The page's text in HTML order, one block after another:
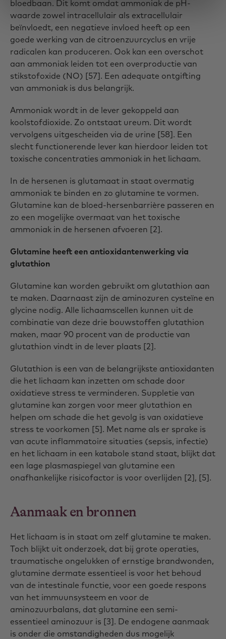
bloedbaan. Dit komt omdat ammoniak de pH-
waarde zowel intracellulair als extracellulair
beïnvloedt, een negatieve invloed heeft op een
goede werking van de citroenzuurcyclus en vrije
radicalen kan produceren. Ook kan een overschot
aan ammoniak leiden tot een overproductie van
stikstofoxide (NO) [57]. Een adequate ontgifting
van ammoniak is dus belangrijk.
Ammoniak wordt in de lever gekoppeld aan
koolstofdioxide. Zo ontstaat ureum. Dit wordt
vervolgens uitgescheiden via de urine [58]. Een
slecht functionerende lever kan hierdoor leiden tot
toxische concentraties ammoniak in het lichaam.
In de hersenen is glutamaat in staat overmatig
ammoniak te binden en zo glutamine te vormen.
Glutamine kan de bloed-hersenbarrière passeren en
zo een mogelijke overmaat van het toxische
ammoniak in de hersenen afvoeren [2].
Glutamine heeft een antioxidantenwerking via
glutathion
Glutamine kan worden gebruikt om glutathion aan
te maken. Daarnaast zijn de aminozuren cysteïne en
glycine nodig. Alle lichaamscellen kunnen uit de
combinatie van deze drie bouwstoffen glutathion
maken, maar 90 procent van de productie van
glutathion vindt in de lever plaats [2].
Glutathion is een van de belangrijkste antioxidanten
die het lichaam kan inzetten om schade door
oxidatieve stress te verminderen. Suppletie van
glutamine kan zorgen voor meer glutathion en
helpen om schade die het gevolg is van oxidatieve
stress te voorkomen [5]. Met name als er sprake is
van acute inflammatoire situaties (sepsis, infectie)
en het lichaam in een katabole stand staat, blijkt dat
een lage plasmaspiegel van glutamine een
onafhankelijke risicofactor is voor overlijden [2], [5].
Aanmaak en bronnen
Het lichaam is in staat om zelf glutamine te maken.
Toch blijkt uit onderzoek, dat bij grote operaties,
traumatische ongelukken of ernstige brandwonden,
glutamine dermate essentieel is voor het behoud
van de intestinale functie, voor een goede respons
van het immuunsysteem en voor de
aminozuurbalans, dat glutamine een semi-
essentieel aminozuur is [3]. De endogene aanmaak
is onder die omstandigheden dus mogelijk